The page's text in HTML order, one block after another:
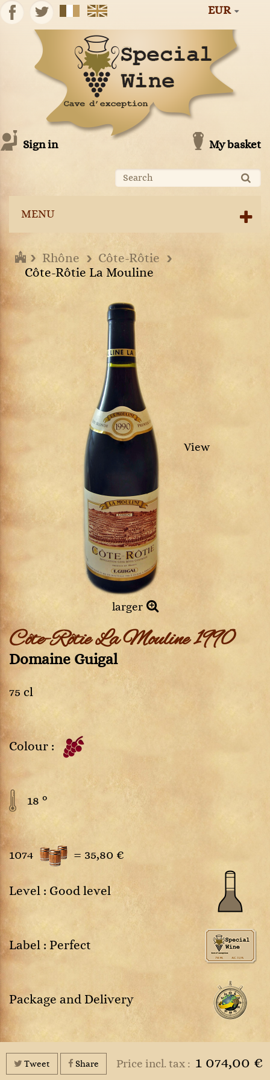
EUR
My basket
Sign in
MENU
Rhône
Côte-Rôtie
Côte-Rôtie La Mouline
View
larger
Côte-Rôtie La Mouline 1990
Domaine Guigal
75 cl
Colour :
18 °
1074 = 35,80 €
Level : Good level
Label : Perfect
Package and Delivery
Price incl. tax : 1 074,00 €
Tweet Share